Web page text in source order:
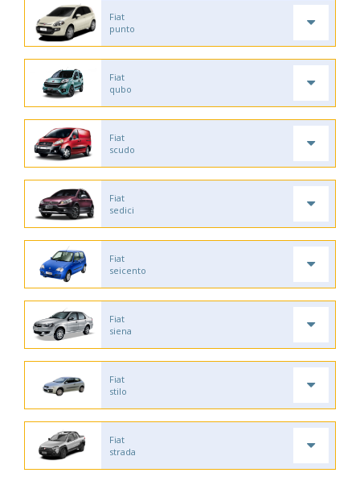
Fiat
punto
Fiat
qubo
Fiat
scudo
Fiat
sedici
Fiat
seicento
Fiat
siena
Fiat
stilo
Fiat
strada